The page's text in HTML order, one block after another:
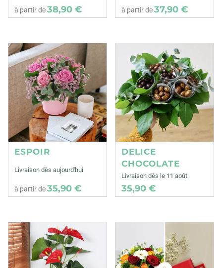
à partir de38,90 € à partir de37,90 €
ESPOIR
Livraison dès aujourd'hui
à partir de35,90 €
DELICE
CHOCOLATE
Livraison dès le 11 août
35,90 €